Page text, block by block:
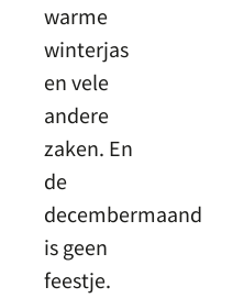
warme
winterjas
en vele
andere
zaken. En
de
decembermaand
is geen
feestje.